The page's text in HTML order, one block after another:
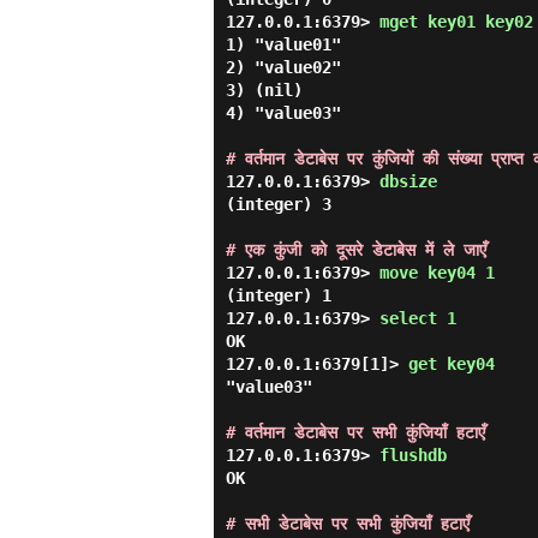
127.0.0.1:6379> mget key01
1) "value01"
2) "value02"
3) (nil)
4) "value03"
# वर्तमान डेटाबेस पर कुंजियों की संख्या प्राप्त
127.0.0.1:6379> dbsize
(integer) 3
# एक कुंजी को दूसरे डेटाबेस में ले जाएँ
127.0.0.1:6379> move key04 1
(integer) 1
127.0.0.1:6379> select 1
OK
127.0.0.1:6379[1]> get key04
"value03"
# वर्तमान डेटाबेस पर सभी कुंजियाँ हटाएँ
127.0.0.1:6379> flushdb
OK
# सभी डेटाबेस पर सभी कुंजियाँ हटाएँ